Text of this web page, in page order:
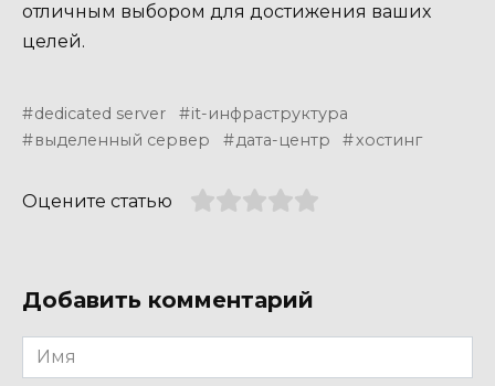
отличным выбором для достижения ваших
целей.
dedicated server
it-инфраструктура
выделенный сервер
дата-центр хостинг
Оцените статью
Добавить комментарий
Имя
*